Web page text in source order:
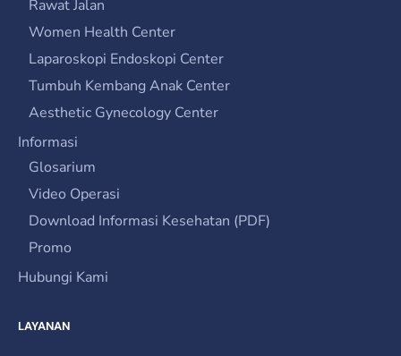
Rawat Jalan
Women Health Center
Laparoskopi Endoskopi Center
Tumbuh Kembang Anak Center
Aesthetic Gynecology Center
Informasi
Glosarium
Video Operasi
Download Informasi Kesehatan (PDF)
Promo
Hubungi Kami
LAYANAN